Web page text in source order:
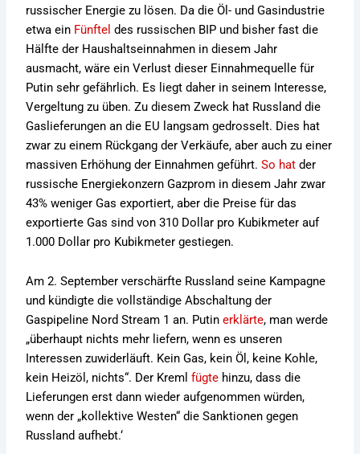
russischer Energie zu lösen. Da die Öl- und Gasindustrie
etwa ein Fünftel des russischen BIP und bisher fast die
Hälfte der Haushaltseinnahmen in diesem Jahr
ausmacht, wäre ein Verlust dieser Einnahmequelle für
Putin sehr gefährlich. Es liegt daher in seinem Interesse,
Vergeltung zu üben. Zu diesem Zweck hat Russland die
Gaslieferungen an die EU langsam gedrosselt. Dies hat
zwar zu einem Rückgang der Verkäufe, aber auch zu einer
massiven Erhöhung der Einnahmen geführt.So hat der
russische Energiekonzern Gazprom in diesem Jahr zwar
43% weniger Gas exportiert, aber die Preise für das
exportierte Gas sind von 310 Dollar pro Kubikmeter auf
1.000 Dollar pro Kubikmeter gestiegen.
Am 2. September verschärfte Russland seine Kampagne
und kündigte die vollständige Abschaltung der
Gaspipeline Nord Stream 1 an. Putinerklärte, man werde
„überhaupt nichts mehr liefern, wenn es unseren
Interessen zuwiderläuft. Kein Gas, kein Öl, keine Kohle,
kein Heizöl, nichts“. Der Kremlfügte hinzu, dass die
Lieferungen erst dann wieder aufgenommen würden,
wenn der „kollektive Westen“ die Sanktionen gegen
Russland aufhebt.‘